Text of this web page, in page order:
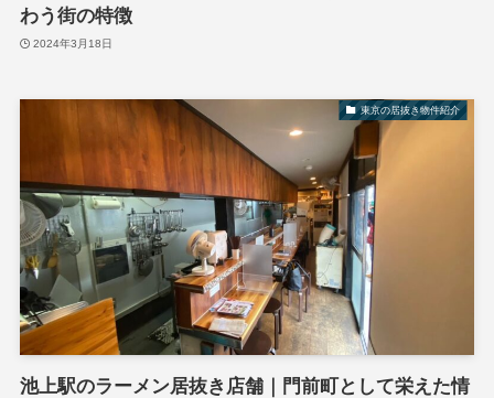
わう街の特徴
2024年3月18日
東京の居抜き物件紹介
池上駅のラーメン居抜き店舗｜門前町として栄えた情